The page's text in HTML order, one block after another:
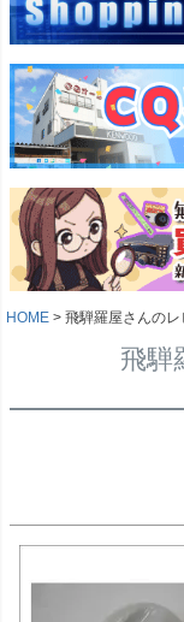
HOME 飛騨羅屋さんのレ
飛騨